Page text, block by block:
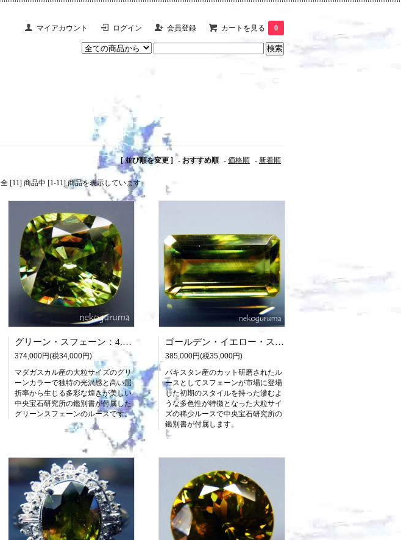
マイアカウント ログイン 会員登録 カートを見る 0
[ 並び順を変更 ] - おすすめ順 - 価格順 - 新着順
全 [11] 商品中 [1-11] 商品を表示しています
グリーン・スフェーン：4.530ct（中央宝石研究所鑑別書付属）
374,000円(税34,000円)
マダガスカル産の大粒サイズのグリ
ーンカラーで独特の光沢感と高い屈
折率から生じる多彩な煌きが美しい
中央宝石研究所の鑑別書が付属した
グリーンスフェーンのルースです。
ゴールデン・イエロー・スフェーン：6.188ct（中央宝石研究所鑑別書付属）
385,000円(税35,000円)
パキスタン産のカット研磨されたル
ースとしてスフェーンが市場に登場
した初期のスタイルを持った滲むよ
うな多色性が特徴となった大粒サイ
ズの稀少ルースで中央宝石研究所の
鑑別書が付属します。